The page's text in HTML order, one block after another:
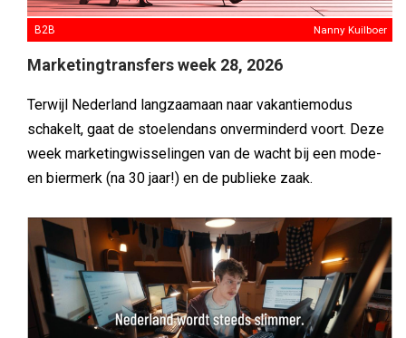
B2B Nanny Kuilboer
Marketingtransfers week 28, 2026
Terwijl Nederland langzaamaan naar vakantiemodus
schakelt, gaat de stoelendans onverminderd voort. Deze
week marketingwisselingen van de wacht bij een mode-
en biermerk (na 30 jaar!) en de publieke zaak.